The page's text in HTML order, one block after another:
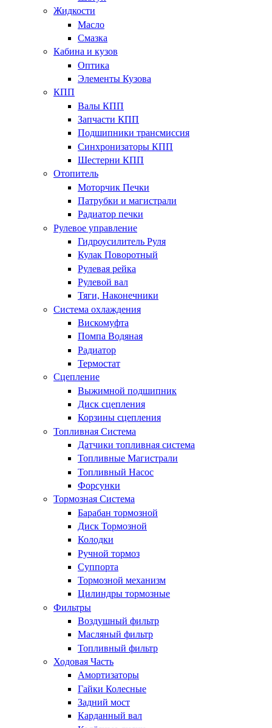
Жидкости
Масло
Смазка
Кабина и кузов
Оптика
Элементы Кузова
КПП
Валы КПП
Запчасти КПП
Подшипники трансмиссия
Синхронизаторы КПП
Шестерни КПП
Отопитель
Моторчик Печки
Патрубки и магистрали
Радиатор печки
Рулевое управление
Гидроусилитель Руля
Кулак Поворотный
Рулевая рейка
Рулевой вал
Тяги, Наконечники
Система охлаждения
Вискомуфта
Помпа Водяная
Радиатор
Термостат
Сцепление
Выжимной подшипник
Диск сцепления
Корзины сцепления
Топливная Система
Датчики топливная система
Топливные Магистрали
Топливный Насос
Форсунки
Тормозная Система
Барабан тормозной
Диск Тормозной
Колодки
Ручной тормоз
Суппорта
Тормозной механизм
Цилиндры тормозные
Фильтры
Воздушный фильтр
Масляный фильтр
Топливный фильтр
Ходовая Часть
Амортизаторы
Гайки Колесные
Задний мост
Карданный вал